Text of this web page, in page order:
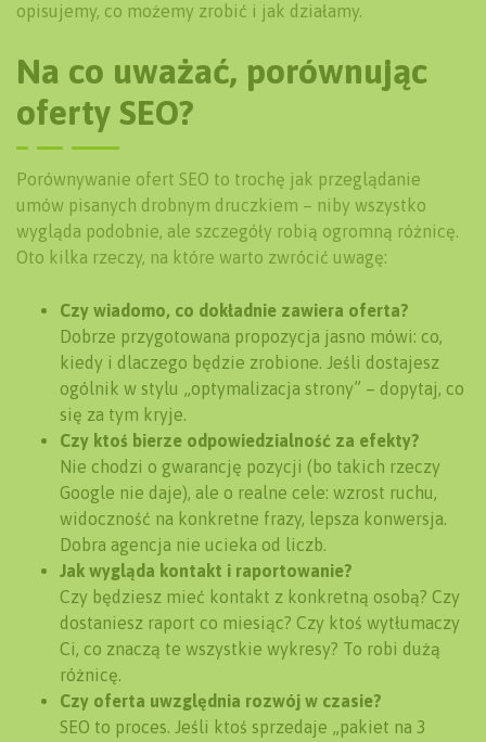
opisujemy, co możemy zrobić i jak działamy.
Na co uważać, porównując
oferty SEO?
Porównywanie ofert SEO to trochę jak przeglądanie
umów pisanych drobnym druczkiem – niby wszystko
wygląda podobnie, ale szczegóły robią ogromną różnicę.
Oto kilka rzeczy, na które warto zwrócić uwagę:
Czy wiadomo, co dokładnie zawiera oferta?
Dobrze przygotowana propozycja jasno mówi: co,
kiedy i dlaczego będzie zrobione. Jeśli dostajesz
ogólnik w stylu „optymalizacja strony” – dopytaj, co
się za tym kryje.
Czy ktoś bierze odpowiedzialność za efekty?
Nie chodzi o gwarancję pozycji (bo takich rzeczy
Google nie daje), ale o realne cele: wzrost ruchu,
widoczność na konkretne frazy, lepsza konwersja.
Dobra agencja nie ucieka od liczb.
Jak wygląda kontakt i raportowanie?
Czy będziesz mieć kontakt z konkretną osobą? Czy
dostaniesz raport co miesiąc? Czy ktoś wytłumaczy
Ci, co znaczą te wszystkie wykresy? To robi dużą
różnicę.
Czy oferta uwzględnia rozwój w czasie?
SEO to proces. Jeśli ktoś sprzedaje „pakiet na 3